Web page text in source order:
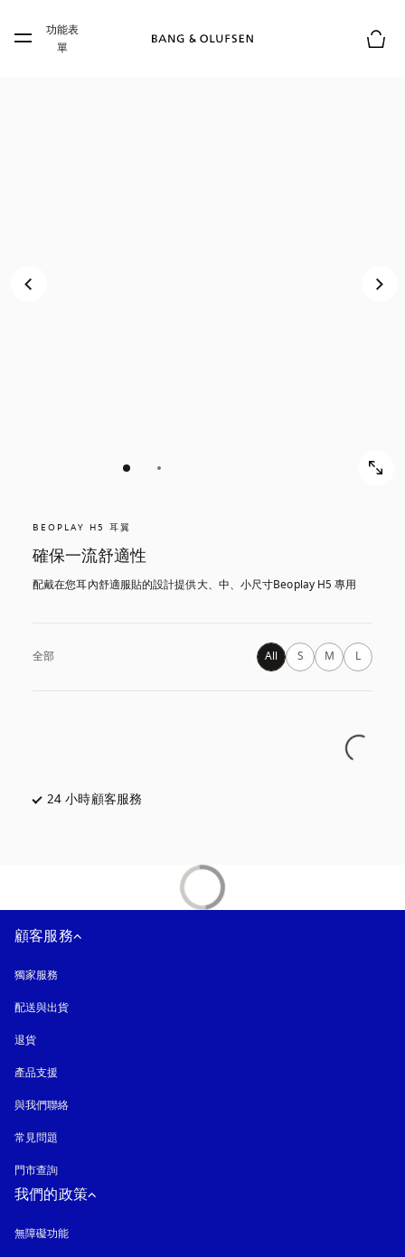
Skip to main footer
功能表
單
BEOPLAY H5 耳翼
確保一流舒適性
配戴在您耳內舒適服貼的設計提供大、中、小尺寸Beoplay H5 專用
全部 All S M L
24 小時顧客服務
顧客服務
獨家服務
配送與出貨
退貨
產品支援
與我們聯絡
常見問題
門市查詢
我們的政策
無障礙功能